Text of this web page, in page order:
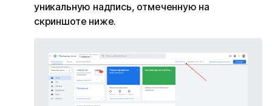
уникальную надпись, отмеченную на
скриншоте ниже.